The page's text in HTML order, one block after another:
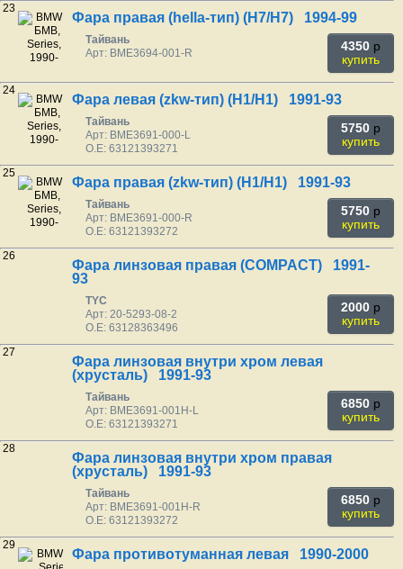
23
Фара правая (hella-тип) (H7/H7) 1994-99
Тайвань
Арт: BME3694-001-R
4350 p
купить
24
Фара левая (zkw-тип) (H1/H1) 1991-93
Тайвань
Арт: BME3691-000-L
O.E: 63121393271
5750 p
купить
25
Фара правая (zkw-тип) (H1/H1) 1991-93
Тайвань
Арт: BME3691-000-R
O.E: 63121393272
5750 p
купить
26
Фара линзовая правая (СOMPACT) 1991-
93
TYC
Арт: 20-5293-08-2
O.E: 63128363496
2000 p
купить
27
Фара линзовая внутри хром левая
(хрусталь) 1991-93
Тайвань
Арт: BME3691-001H-L
O.E: 63121393271
6850 p
купить
28
Фара линзовая внутри хром правая
(хрусталь) 1991-93
Тайвань
Арт: BME3691-001H-R
O.E: 63121393272
6850 p
купить
29
Фара противотуманная левая 1990-2000